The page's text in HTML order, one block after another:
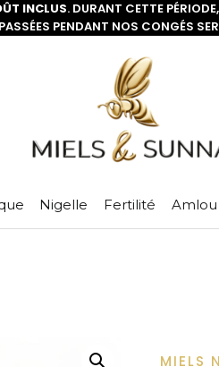
INCLUS. DURANT CETTE
PENDANT NOS CONGÉS
Nigelle Fertilité Amlou
MIELS